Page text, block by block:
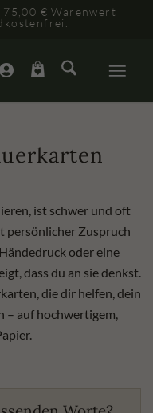
75,00 € Warenwert
ist schwer und oft
persönlicher Zuspruch
oder eine
dass du an sie denkst.
die dir helfen, dein
– auf hochwertigem,